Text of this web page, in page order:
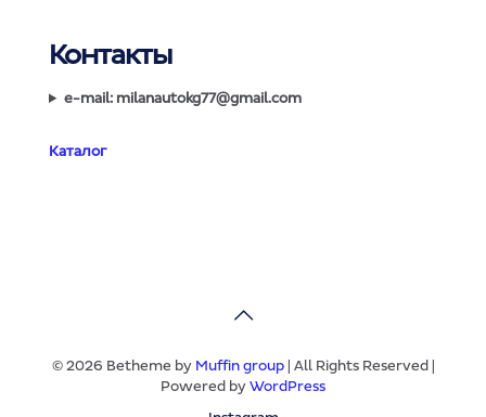
Контакты
e-mail: milanautokg77@gmail.com
Каталог
© 2026 Betheme by Muffin group| All Rights Reserved |
Powered byWordPress